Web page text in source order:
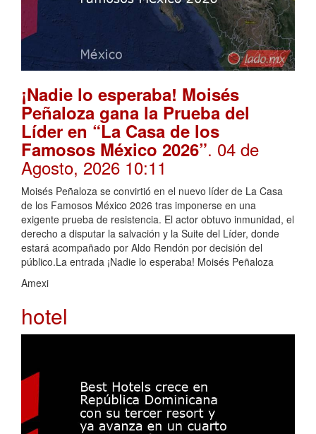
¡Nadie lo esperaba! Moisés
Peñaloza gana la Prueba del
Líder en “La Casa de los
Famosos México 2026”. 04 de
Agosto, 2026 10:11
Moisés Peñaloza se convirtió en el nuevo líder de La Casa
de los Famosos México 2026 tras imponerse en una
exigente prueba de resistencia. El actor obtuvo inmunidad, el
derecho a disputar la salvación y la Suite del Líder, donde
estará acompañado por Aldo Rendón por decisión del
público.La entrada ¡Nadie lo esperaba! Moisés Peñaloza
Amexi
hotel